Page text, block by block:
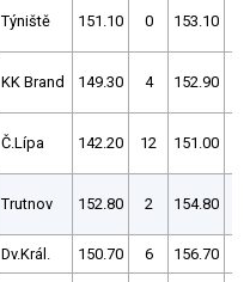
Týniště 151.10 0 153.10
KK Brand 149.30 4 152.90
Č.Lípa 142.20 12 151.00
Trutnov 152.80 2 154.80
Dv.Král. 150.70 6 156.70